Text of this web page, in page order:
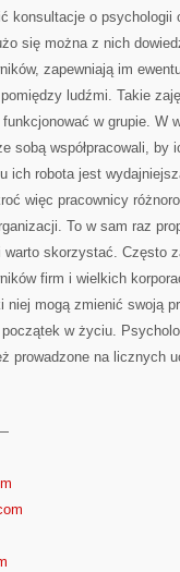
konsultacje o
się można z nich
zapewniają im
ludźmi. Takie
funkcjonować w grupie.
sobą współpracowali, by
ich robota jest
więc pracownicy
To w sam raz
skorzystać. Często
firm i wielkich
niej mogą zmienić swoją
w życiu.
prowadzone na licznych